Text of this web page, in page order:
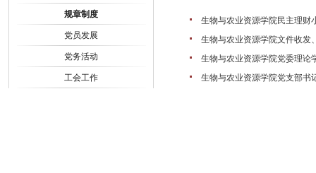
规章制度
党员发展
党务活动
工会工作
生物与农业资源学院民主理财
生物与农业资源学院文件收发
生物与农业资源学院党委理论
生物与农业资源学院党支部书